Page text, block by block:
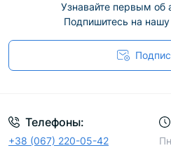
Узнавайте первым об
Подпишитесь на
Телефоны:
+38 (067) 220-05-42